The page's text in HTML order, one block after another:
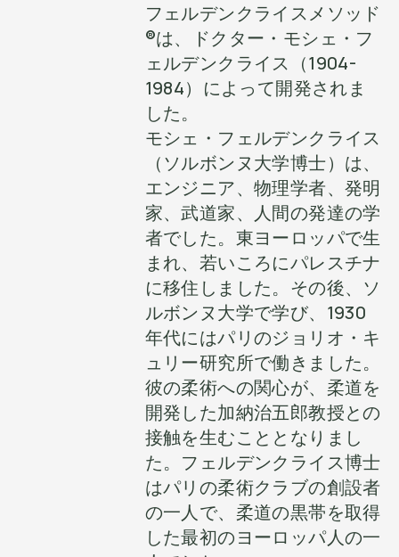
フェルデンクライスメソッド
®は、ドクター・モシェ・フ
ェルデンクライス（1904-
1984）によって開発されま
した。
モシェ・フェルデンクライス
（ソルボンヌ大学博士）は、
エンジニア、物理学者、発明
家、武道家、人間の発達の学
者でした。東ヨーロッパで生
まれ、若いころにパレスチナ
に移住しました。その後、ソ
ルボンヌ大学で学び、1930
年代にはパリのジョリオ・キ
ュリー研究所で働きました。
彼の柔術への関心が、柔道を
開発した加納治五郎教授との
接触を生むこととなりまし
た。フェルデンクライス博士
はパリの柔術クラブの創設者
の一人で、柔道の黒帯を取得
した最初のヨーロッパ人の一